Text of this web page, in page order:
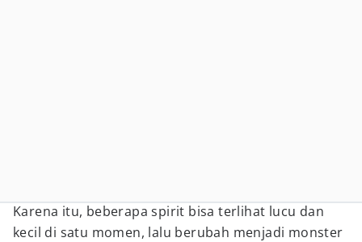
Karena itu, beberapa spirit bisa terlihat lucu dan
kecil di satu momen, lalu berubah menjadi monster